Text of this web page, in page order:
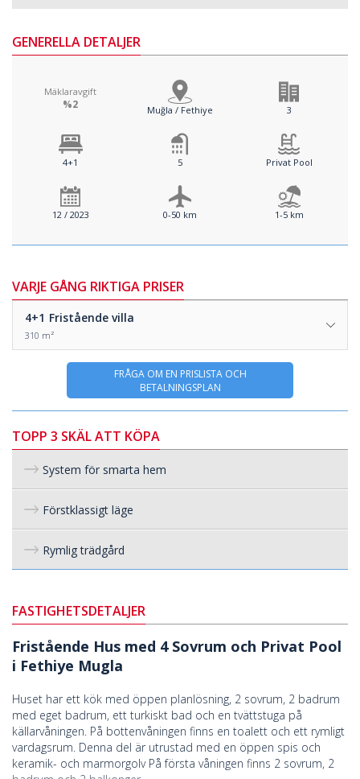
GENERELLA DETALJER
Mäklaravgift
%2 Muğla / Fethiye 3
4+1 5 Privat Pool
12 / 2023 0-50 km 1-5 km
VARJE GÅNG RIKTIGA PRISER
4+1 Fristående villa
310 m²
FRÅGA OM EN PRISLISTA OCH
BETALNINGSPLAN
TOPP 3 SKÄL ATT KÖPA
System för smarta hem
Förstklassigt läge
Rymlig trädgård
FASTIGHETSDETALJER
Fristående Hus med 4 Sovrum och Privat Pool
i Fethiye Mugla
Huset har ett kök med öppen planlösning, 2 sovrum, 2 badrum
med eget badrum, ett turkiskt bad och en tvättstuga på
källarvåningen. På bottenvåningen finns en toalett och ett rymligt
vardagsrum. Denna del är utrustad med en öppen spis och
keramik- och marmorgolv På första våningen finns 2 sovrum, 2